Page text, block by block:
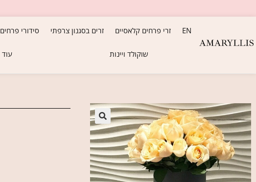
EN זרי פרחים קלאסיים זרים בסגנון צרפתי סידורי פרחים
שוקולד ויינות עוד